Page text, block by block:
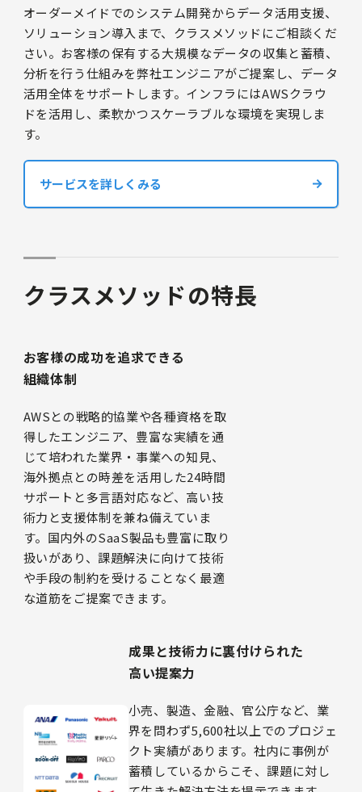
オーダーメイドでのシステム開発からデータ活用支援、
ソリューション導入まで、クラスメソッドにご相談くだ
さい。お客様の保有する大規模なデータの収集と蓄積、
分析を行う仕組みを弊社エンジニアがご提案し、データ
活用全体をサポートします。インフラにはAWSクラウ
ドを活用し、柔軟かつスケーラブルな環境を実現しま
す。
サービスを詳しくみる
クラスメソッドの特長
お客様の成功を追求できる
組織体制
AWSとの戦略的協業や各種資格を取
得したエンジニア、豊富な実績を通
じて培われた業界・事業への知見、
海外拠点との時差を活用した24時間
サポートと多言語対応など、高い技
術力と支援体制を兼ね備えていま
す。国内外のSaaS製品も豊富に取り
扱いがあり、課題解決に向けて技術
や手段の制約を受けることなく最適
な道筋をご提案できます。
成果と技術力に裏付けられた
高い提案力
小売、製造、金融、官公庁など、業
界を問わず5,600社以上でのプロジェ
クト実績があります。社内に事例が
蓄積しているからこそ、課題に対し